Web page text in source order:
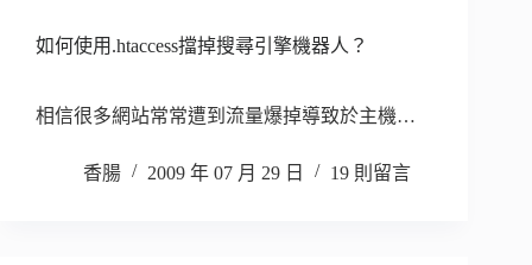
如何使用.htaccess擋掉搜尋引擎機器人？
相信很多網站常常遭到流量爆掉導致於主機…
香腸 2009 年 07 月 29 日 19 則留言